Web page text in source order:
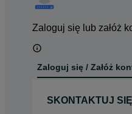
Zaloguj się lub załóż
Zaloguj się / Załóż
SKONTAKTUJ SIĘ